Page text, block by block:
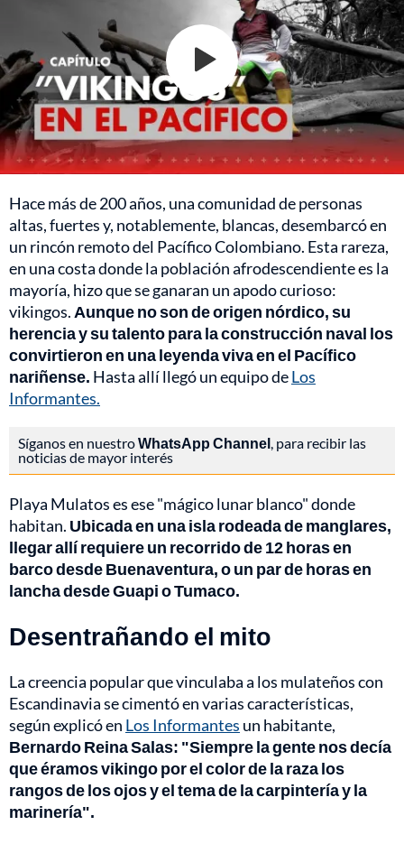
Hace más de 200 años, una comunidad de personas
altas, fuertes y, notablemente, blancas, desembarcó en
un rincón remoto del Pacífico Colombiano. Esta rareza,
en una costa donde la población afrodescendiente es la
mayoría, hizo que se ganaran un apodo curioso:
vikingos. Aunque no son de origen nórdico, su
herencia y su talento para la construcción naval los
convirtieron en una leyenda viva en el Pacífico
nariñense. Hasta allí llegó un equipo deLos
Informantes.
Síganos en nuestroWhatsApp Channel, para recibir las
noticias de mayor interés
Playa Mulatos es ese "mágico lunar blanco" donde
habitan. Ubicada en una isla rodeada de manglares,
llegar allí requiere un recorrido de 12 horas en
barco desde Buenaventura, o un par de horas en
lancha desde Guapi o Tumaco.
Desentrañando el mito
La creencia popular que vinculaba a los mulateños con
Escandinavia se cimentó en varias características,
según explicó en Los Informantes un habitante,
Bernardo Reina Salas: "Siempre la gente nos decía
que éramos vikingo por el color de la raza los
rangos de los ojos y el tema de la carpintería y la
marinería".